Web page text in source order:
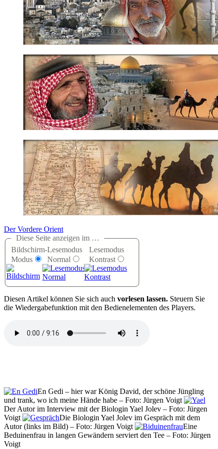
Der Vordere Orient
Diese Seite anzeigen im …
Bildschirm-
Modus
Lesemodus
Normal
Lesemodus
Kontrast
Diesen Artikel können Sie sich auch vorlesen lassen. Steuern Sie
die Wiedergabefunktion mit den Bedienelementen des Players.
En Gedi – hier war König David, der schöne Jüngling
und trank, wo ich meine Hände habe – Foto: Jürgen Voigt
Der Autor im Interview mit der Biologin Yael Jolev – Foto: Jürgen
Voigt
Die Biologin Yael Jolev im Gespräch mit dem
Autor (links im Bild) – Foto: Jürgen Voigt
Eine
Beduinenfrau in langen Gewändern serviert den Tee – Foto: Jürgen
Voigt